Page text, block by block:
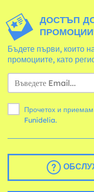
ДОСТЪП
Бъдете първи, които
промоциите, като
Прочетох и приемам
Funidelia.